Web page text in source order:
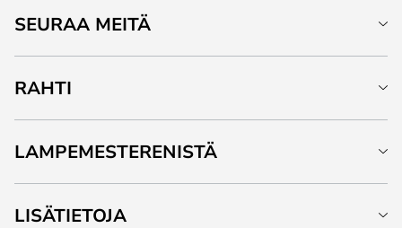
SEURAA MEITÄ
RAHTI
LAMPEMESTERENISTÄ
LISÄTIETOJA